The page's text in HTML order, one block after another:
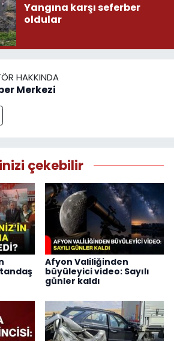
Yangına karşı seferber
oldular
HAKKINDA
Merkezi
çekebilir
Afyon Valiliğinden
büyüleyici video: Sayılı
günler kaldı